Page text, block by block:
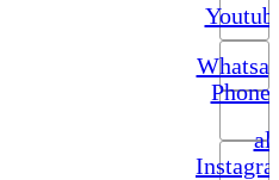
Phone-
alt